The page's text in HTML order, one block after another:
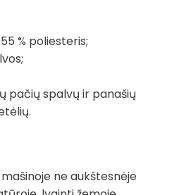
% poliesteris;
pačių spalvų ir panašių
ne aukštesnėje